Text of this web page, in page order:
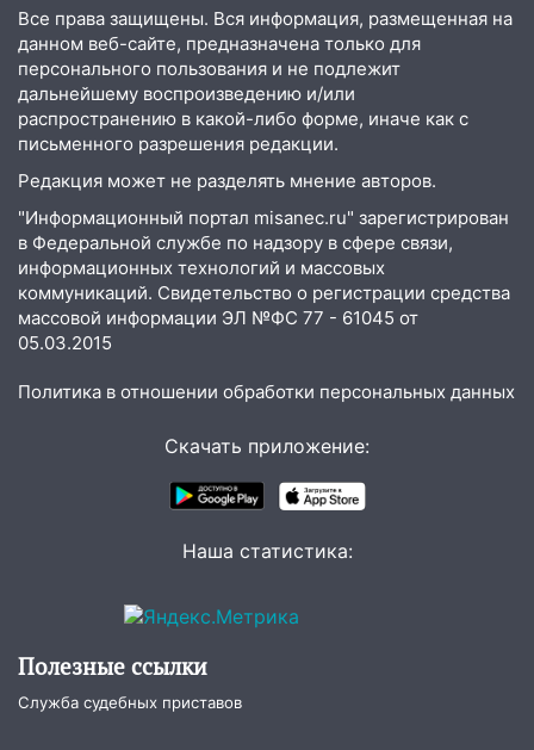
08:22 Подросток на питбайке сбил
велосипедистку: пострадали двое
07:20 Жара возвращается: ожидается
знойный и сухой четверг
06:00 Под Ульяновском при развороте
пострадал 38-летний водитель
иномарки
05:00 «Каждая пятая женщина и каждый
второй мужчина в мире сталкиваются с
алопецией»: врач рассказал, чем может
быть вызвано облысение и как с этим
справиться
03:30
Гороскоп на 7 августа: пятница
отличные шансы исправить старые
06.08.2026
Прогноз погоды на 7 августа в
Ульяновцев приглашают на забег,
России
19:12
В Ульяновской области
Все права защищены. Вся информация, размещенная на
данном веб-сайте, предназначена только для
персонального пользования и не подлежит
дальнейшему воспроизведению и/или
распространению в какой-либо форме, иначе как с
письменного разрешения редакции.
Редакция может не разделять мнение авторов.
"Информационный портал misanec.ru" зарегистрирован
в Федеральной службе по надзору в сфере связи,
информационных технологий и массовых
коммуникаций. Свидетельство о регистрации средства
массовой информации ЭЛ №ФС 77 - 61045 от
05.03.2015
Политика в отношении обработки персональных данных
Скачать приложение:
Наша статистика:
Полезные ссылки
Служба судебных приставов